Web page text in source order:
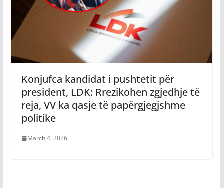
Konjufca kandidat i pushtetit për
president, LDK: Rrezikohen zgjedhje të
reja, VV ka qasje të papërgjegjshme
politike
March 4, 2026